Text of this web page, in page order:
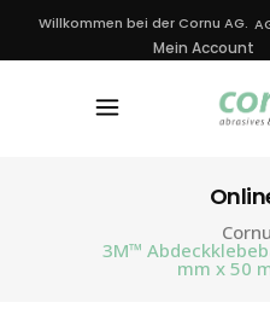
Willkommen bei der Cornu AG.
Mein Account
3M™
mm x 50